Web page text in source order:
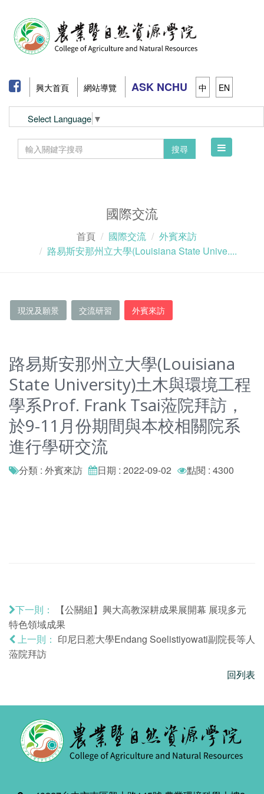
興大首頁 網站導覽 ASK NCHU 中 EN
Select Language ▼
搜尋
Toggle
國際交流
首頁 國際交流
外賓來訪
路易斯安那州立大學(Louisiana State Unive....
現況及願景 交流研習 外賓來訪
路易斯安那州立大學(Louisiana
State University)土木與環境工程
學系Prof. Frank Tsai蒞院拜訪，
於9-11月份期間與本校相關院系
進行學研交流
分類 : 外賓來訪 日期 : 2022-09-02 點閱 : 4300
下一則：
【公關組】興大高教深耕成果展開幕 展現多元
特色領域成果
上一則：
印尼日惹大學Endang Soelistiyowati副院長等人
蒞院拜訪
回列表